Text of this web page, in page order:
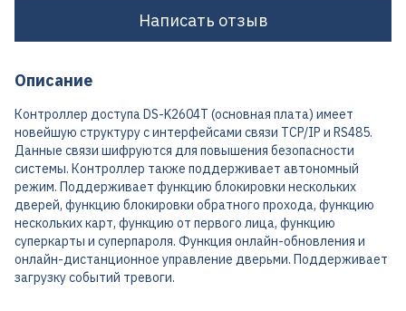
Написать отзыв
Описание
Контроллер доступа DS-K2604T (основная плата) имеет
новейшую структуру с интерфейсами связи TCP/IP и RS485.
Данные связи шифруются для повышения безопасности
системы. Контроллер также поддерживает автономный
режим. Поддерживает функцию блокировки нескольких
дверей, функцию блокировки обратного прохода, функцию
нескольких карт, функцию от первого лица, функцию
суперкарты и суперпароля. Функция онлайн-обновления и
онлайн-дистанционное управление дверьми. Поддерживает
загрузку событий тревоги.